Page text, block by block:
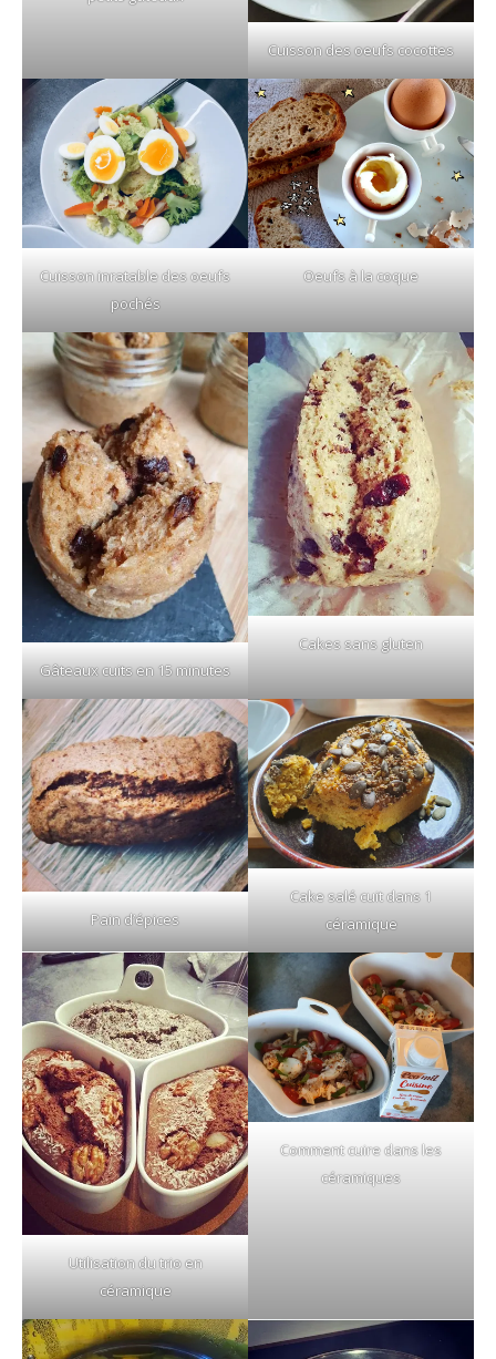
Cuisson des oeufs cocottes
Cuisson inratable des oeufs
pochés
Oeufs à la coque
Gâteaux cuits en 15 minutes
Cakes sans gluten
Pain d’épices
Cake salé cuit dans 1
céramique
Utilisation du trio en
céramique
Comment cuire dans les
céramiques